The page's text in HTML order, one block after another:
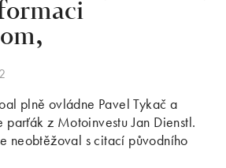
plně ovládne Pavel Tykač a
parťák z Motoinvestu Jan Dienstl.
neobtěžoval s citací původního